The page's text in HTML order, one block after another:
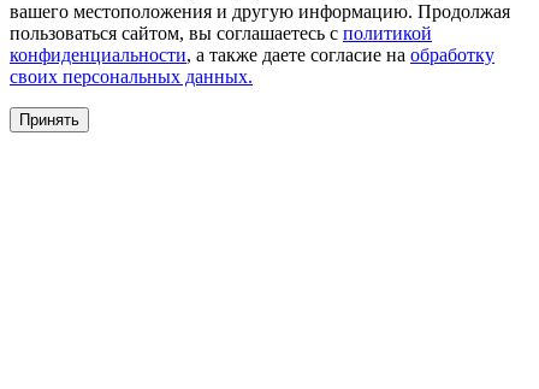
вашего местоположения и другую информацию. Продолжая
пользоваться сайтом, вы соглашаетесь с политикой
конфиденциальности, а также даете согласие на обработку
своих персональных данных.
Принять